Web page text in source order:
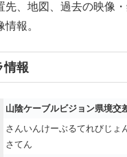
先、地図、過去の映像・
報。
情報
山陰ケーブルビジョン県境交
さんいんけーぶるてれびじょ
さてん